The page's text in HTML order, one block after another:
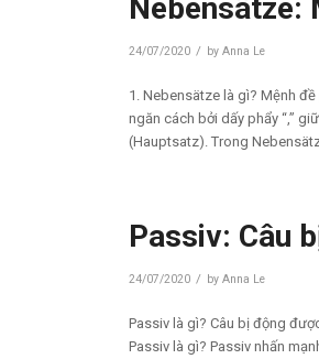
Nebensätze:
24/07/2020 / byAnna Le
1. Nebensätze là gì? Mệnh
ngăn cách bởi dấy phẩy “,”
(Hauptsatz). Trong
Passiv: Câu
24/07/2020 / byAnna Le
Passiv là gì? Câu bị động
Passiv là gì? Passiv nhấn